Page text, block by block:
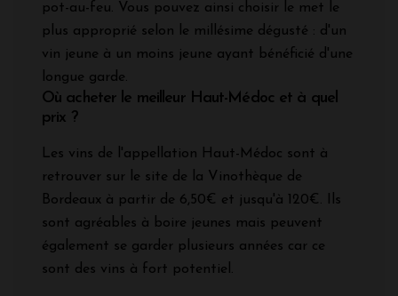
pot-au-feu. Vous pouvez ainsi choisir le met le
plus approprié selon le millésime dégusté : d'un
vin jeune à un moins jeune ayant bénéficié d'une
longue garde.
Où acheter le meilleur Haut-Médoc et à quel
prix ?
Les vins de l'appellation Haut-Médoc sont à
retrouver sur le site de la Vinothèque de
Bordeaux à partir de 6,50€ et jusqu'à 120€. Ils
sont agréables à boire jeunes mais peuvent
également se garder plusieurs années car ce
sont des vins à fort potentiel.